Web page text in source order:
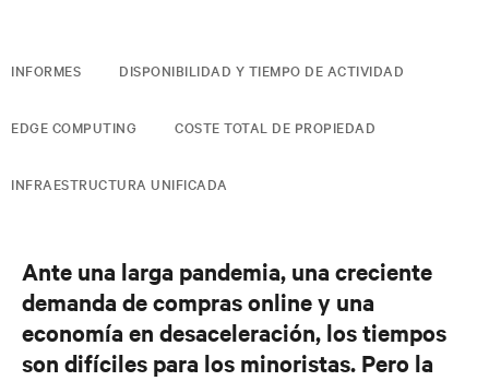
INFORMES DISPONIBILIDAD Y TIEMPO DE ACTIVIDAD
EDGE COMPUTING COSTE TOTAL DE PROPIEDAD
INFRAESTRUCTURA UNIFICADA
Ante una larga pandemia, una creciente
demanda de compras online y una
economía en desaceleración, los tiempos
son difíciles para los minoristas. Pero la